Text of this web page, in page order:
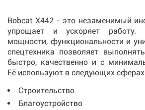
Bobcat X442 - это незаменимый
упрощает и ускоряет работу.
мощности, функциональности и
спецтехника позволяет
быстро, качественно и с
Её используют в следующих
Строительство
Благоустройство